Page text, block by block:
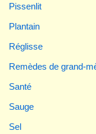
Pissenlit
Plantain
Réglisse
Remèdes de grand-
Santé
Sauge
Sel